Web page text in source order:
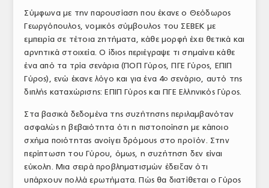
Σύμφωνα με την παρουσίαση που έκανε ο Θεόδωρος
Γεωργόπουλος, νομικός σύμβουλος του ΣΕΒΕΚ με
εμπειρία σε τέτοια ζητήματα, κάθε μορφή έχει θετικά και
αρνητικά στοιχεία. Ο ίδιος περιέγραψε τι σημαίνει κάθε
ένα από τα τρία σενάρια (ΠΟΠ Γύρος, ΠΓΕ Γύρος, ΕΠΙΠ
Γύρος), ενώ έκανε λόγο και για ένα 4ο σενάριο, αυτό της
διπλής καταχώρισης: ΕΠΙΠ Γύρος και ΠΓΕ Ελληνικός Γύρος.
Στα βασικά δεδομένα της συζήτησης περιλαμβανόταν
ασφαλώς η βεβαιότητα ότι η πιστοποίηση με κάποιο
σχήμα ποιότητας ανοίγει δρόμους στο προϊόν. Στην
περίπτωση του Γύρου, όμως, η συζήτηση δεν είναι
εύκολη. Μια σειρά προβληματισμών έδειξαν ότι
υπάρχουν πολλά ερωτήματα. Πώς θα διατίθεται ο Γύρος